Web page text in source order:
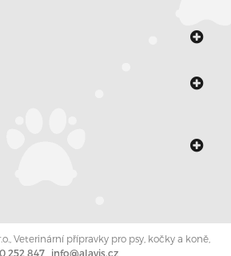
Veterinární přípravky pro psy, kočky a koně,
252 847, info@alavis.cz